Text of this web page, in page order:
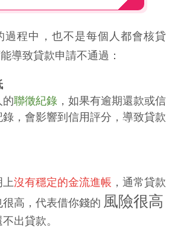
過程中，也不是每個人都會核貸
導致貸款申請不通過：
的聯徵紀錄 ，如果有逾期還款或信
錄，會影響到信用評分，導致貸款
沒有穩定的金流進帳 ，通常貸款
高，代表借你錢的 風險很高
出貸款。